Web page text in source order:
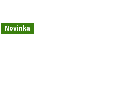
Novinka